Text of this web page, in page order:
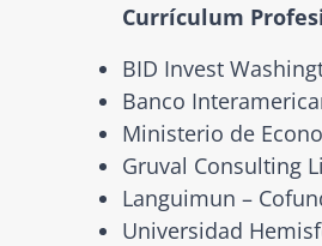
Currículum
BID Invest
Banco
Ministerio de
Gruval Consulting
Languimun –
Universidad